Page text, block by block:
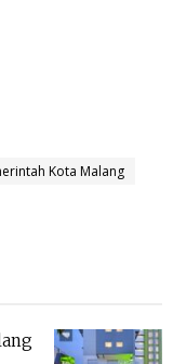
Kota Malang